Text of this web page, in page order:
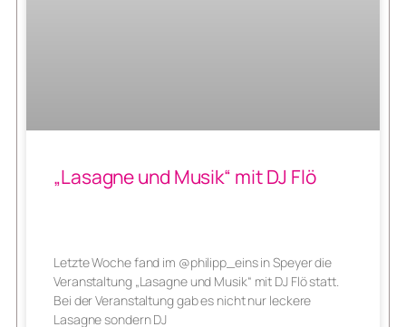
„Lasagne und Musik“ mit DJ Flö
Letzte Woche fand im @philipp_eins in Speyer die
Veranstaltung „Lasagne und Musik“ mit DJ Flö statt.
Bei der Veranstaltung gab es nicht nur leckere
Lasagne sondern DJ